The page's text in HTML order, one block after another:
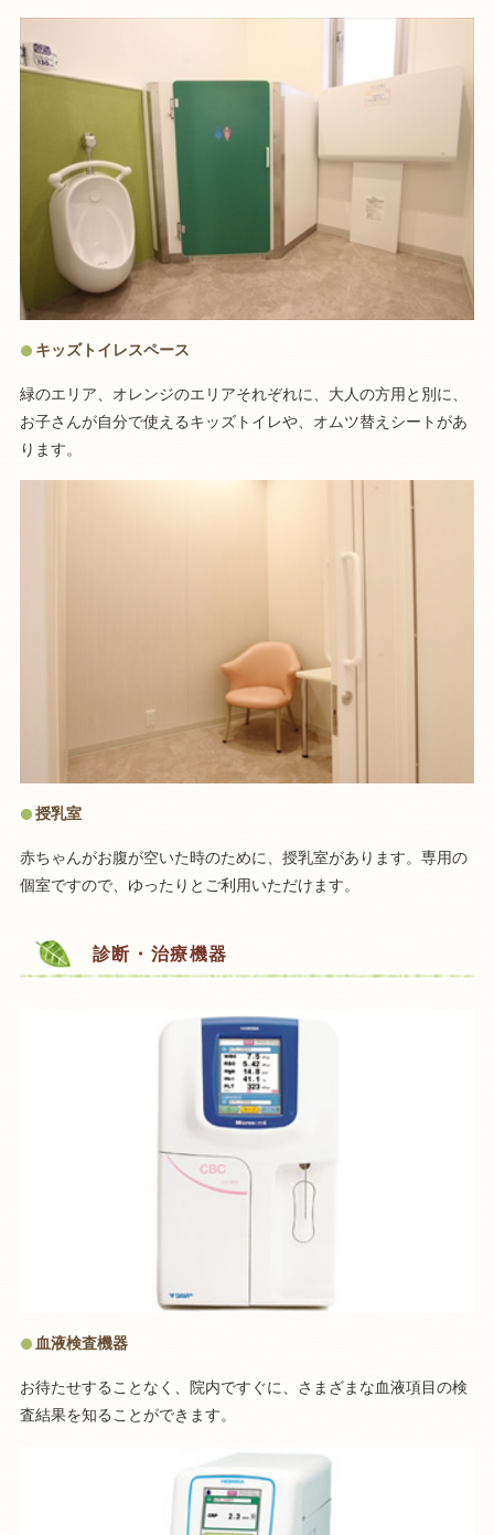
キッズトイレスペース
緑のエリア、オレンジのエリアそれぞれに、大人の方用と別に、
お子さんが自分で使えるキッズトイレや、オムツ替えシートがあ
ります。
授乳室
赤ちゃんがお腹が空いた時のために、授乳室があります。専用の
個室ですので、ゆったりとご利用いただけます。
診断・治療機器
血液検査機器
お待たせすることなく、院内ですぐに、さまざまな血液項目の検
査結果を知ることができます。